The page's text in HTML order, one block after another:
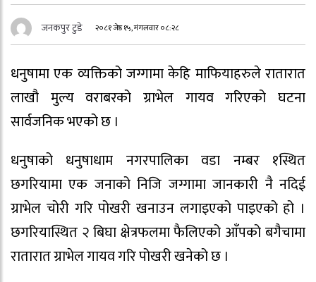
जनकपुर टुडे २०८१ जेष्ठ १५, मंगलवार ०८:२८
धनुषामा एक व्यक्तिको जग्गामा केहि माफियाहरुले रातारात
लाखौ मुल्य वराबरको ग्राभेल गायव गरिएको घटना
सार्वजनिक भएको छ ।
धनुषाको धनुषाधाम नगरपालिका वडा नम्बर १स्थित
छगरियामा एक जनाको निजि जग्गामा जानकारी नै नदिई
ग्राभेल चोरी गरि पोखरी खनाउन लगाइएको पाइएको हो ।
छगरियास्थित २ बिघा क्षेत्रफलमा फैलिएको आँपको बगैचामा
रातारात ग्राभेल गायव गरि पोखरी खनेको छ ।